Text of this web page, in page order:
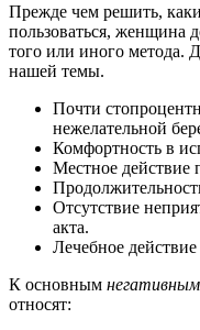
Прежде чем решить,
пользоваться, женщина
того или иного метода.
нашей темы.
Почти
нежелательной
Комфортность в
Местное действие
Отсутствие
акта.
Лечебное
К основным негативным
относят: